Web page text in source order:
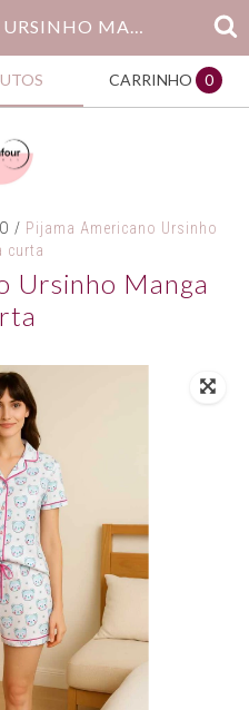
PIJAMA AMERICANO URSINHO MANGA CURTA
CARRINHO 0
/ Pijama Americano Ursinho
curta
Ursinho Manga